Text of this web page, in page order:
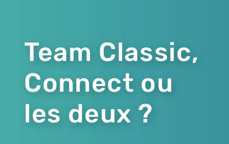
Team Classic,
Connect ou
les deux ?